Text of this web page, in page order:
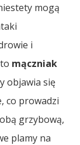
mogą
i
mączniak
objawia się
co prowadzi
grzybową,
plamy na